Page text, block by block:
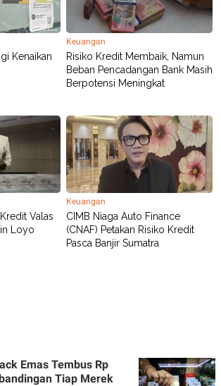
Kenaikan
Keuangan
Risiko Kredit Membaik, Namun
Beban Pencadangan Bank Masih
Berpotensi Meningkat
Valas
Loyo
Keuangan
CIMB Niaga Auto Finance
(CNAF) Petakan Risiko Kredit
Pasca Banjir Sumatra
Emas Tembus Rp
Tiap Merek